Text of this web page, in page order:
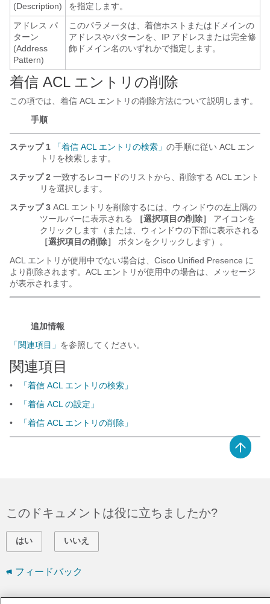
(Description)
を指定します。
アドレス パ
ターン
(Address
Pattern)
このパラメータは、着信ホストまたはドメインの
アドレスやパターンを、IP アドレスまたは完全修
飾ドメイン名のいずれかで指定します。
着信 ACL エントリの削除
この項では、着信 ACL エントリの削除方法について説明します。
手順
ステップ 1 「着信 ACL エントリの検索」 の手順に従い ACL エン
トリを検索します。
ステップ 2 一致するレコードのリストから、削除する ACL エント
リを選択します。
ステップ 3 ACL エントリを削除するには、ウィンドウの左上隅の
ツールバーに表示される
［選択項目の削除］
アイコンを
クリックします（または、ウィンドウの下部に表示される
［選択項目の削除］
ボタンをクリックします）。
ACL エントリが使用中でない場合は、Cisco Unified Presence に
より削除されます。ACL エントリが使用中の場合は、メッセージ
が表示されます。
追加情報
「関連項目」 を参照してください。
関連項目
•
「着信 ACL エントリの検索」
•
「着信 ACL の設定」
•
「着信 ACL エントリの削除」
このドキュメントは役に立ちましたか?
はい いいえ
フィードバック